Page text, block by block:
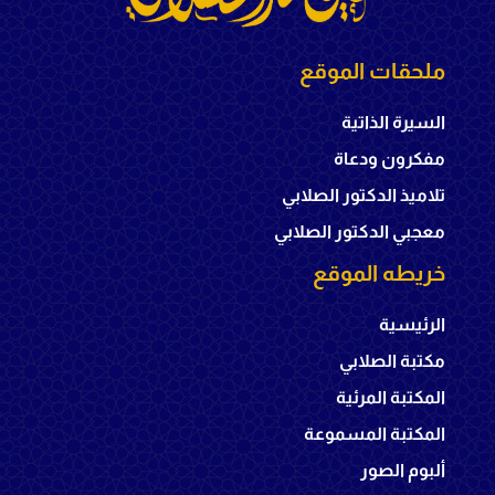
ملحقات الموقع
السيرة الذاتية
مفكرون ودعاة
تلاميذ الدكتور الصلابي
معجبي الدكتور الصلابي
خريطه الموقع
الرئيسية
مكتبة الصلابي
المكتبة المرئية
المكتبة المسموعة
ألبوم الصور